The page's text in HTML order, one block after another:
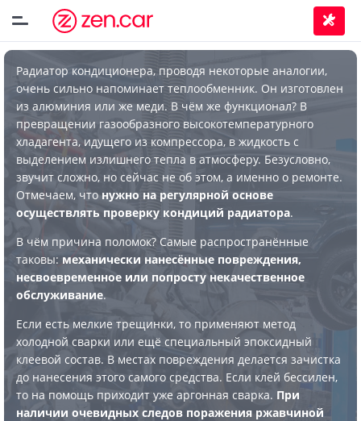
Радиатор кондиционера, проводя некоторые аналогии,
очень сильно напоминает теплообменник. Он изготовлен
из алюминия или же меди. В чём же функционал? В
превращении газообразного высокотемпературного
хладагента, идущего из компрессора, в жидкость с
выделением излишнего тепла в атмосферу. Безусловно,
звучит сложно, но сейчас не об этом, а именно о ремонте.
Отмечаем, что нужно на регулярной основе
осуществлять проверку кондиций радиатора.
В чём причина поломок? Самые распространённые
таковы: механически нанесённые повреждения,
несвоевременное или попросту некачественное
обслуживание.
Если есть мелкие трещинки, то применяют метод
холодной сварки или ещё специальный эпоксидный
клеевой состав. В местах повреждения делается зачистка
до нанесения этого самого средства. Если клей бессилен,
то на помощь приходит уже аргонная сварка. При
наличии очевидных следов поражения ржавчиной